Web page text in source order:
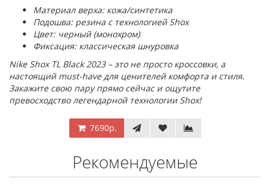
Материал верха: кожа/синтетика
Подошва: резина с технологией Shox
Цвет: черный (монохром)
Фиксация: классическая шнуровка
Nike Shox TL Black 2023 – это не просто кроссовки, а
настоящий must-have для ценителей комфорта и стиля.
Закажите свою пару прямо сейчас и ощутите
превосходство легендарной технологии Shox!
7690р.
Рекомендуемые